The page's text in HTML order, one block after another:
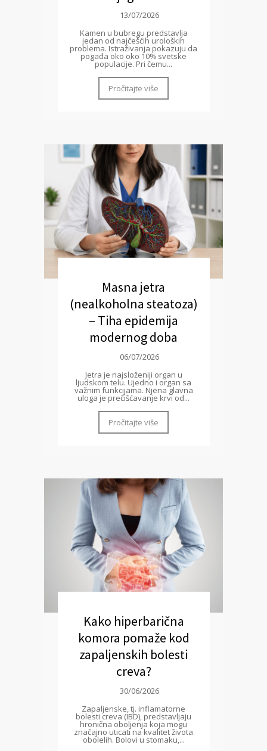
13/07/2026
Kamen u bubregu predstavlja
jedan od najčešćih uroloških
problema. Istraživanja pokazuju da
pogađa oko oko 10% svetske
populacije. Pri čemu...
Pročitajte više
Masna jetra
(nealkoholna steatoza)
– Tiha epidemija
modernog doba
06/07/2026
Jetra je najsloženiji organ u
ljudskom telu. Ujedno i organ sa
važnim funkcijama. Njena glavna
uloga je prečišćavanje krvi od...
Pročitajte više
Kako hiperbarična
komora pomaže kod
zapaljenskih bolesti
creva?
30/06/2026
Zapaljenske, tj. inflamatorne
bolesti creva (IBD), predstavljaju
hronična oboljenja koja mogu
značajno uticati na kvalitet života
obolelih. Bolovi u stomaku,...